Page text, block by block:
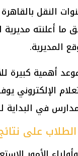
النقل
ما أعلنته مديرية
المديرية.
أهمية كبيرة
الإلكتروني
في البداية
على نتائج